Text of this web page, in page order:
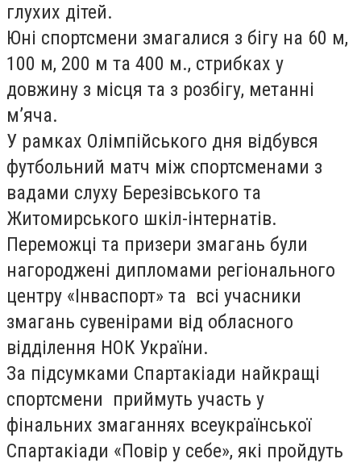
глухих дітей.
Юні спортсмени змагалися з бігу на 60 м,
100 м, 200 м та 400 м., стрибках у
довжину з місця та з розбігу, метанні
м’яча.
У рамках Олімпійського дня відбувся
футбольний матч між спортсменами з
вадами слуху Березівського та
Житомирського шкіл-інтернатів.
Переможці та призери змагань були
нагороджені дипломами регіонального
центру «Інваспорт» та всі учасники
змагань сувенірами від обласного
відділення НОК України.
За підсумками Спартакіади найкращі
спортсмени приймуть участь у
фінальних змаганнях всеукраїнської
Спартакіади «Повір у себе», які пройдуть